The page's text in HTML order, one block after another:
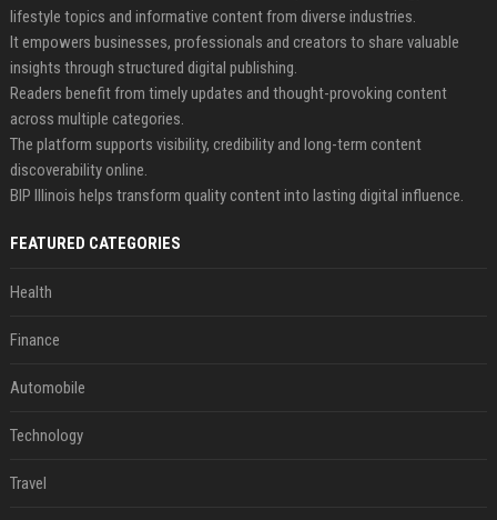
lifestyle topics and informative content from diverse industries.
It empowers businesses, professionals and creators to share valuable
insights through structured digital publishing.
Readers benefit from timely updates and thought-provoking content
across multiple categories.
The platform supports visibility, credibility and long-term content
discoverability online.
BIP Illinois helps transform quality content into lasting digital influence.
FEATURED CATEGORIES
Health
Finance
Automobile
Technology
Travel